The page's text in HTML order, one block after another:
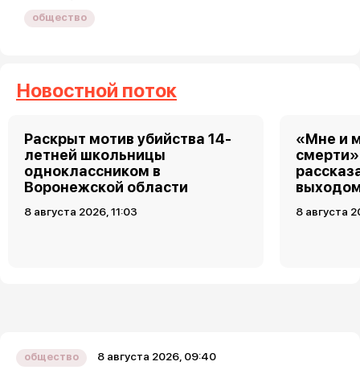
общество
Новостной поток
Раскрыт мотив убийства 14-
летней школьницы
одноклассником в
Воронежской области
8 августа 2026, 11:03
«Мне и
8 августа
общество 8 августа 2026, 09:40